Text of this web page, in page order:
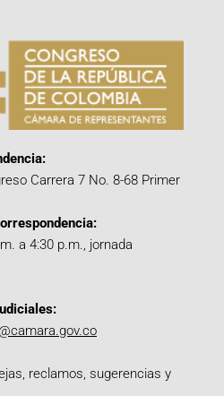
Carrera 7 No. 8-68 Primer
a 4:30 p.m., jornada
reclamos, sugerencias y